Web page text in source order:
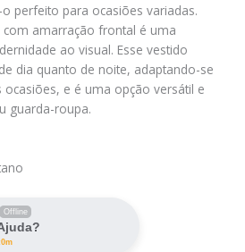
perfeito para ocasiões variadas.
amarração frontal é uma
ao visual. Esse vestido
dia quanto de noite, adaptando-se
e é uma opção versátil e
guarda-roupa.
Offline